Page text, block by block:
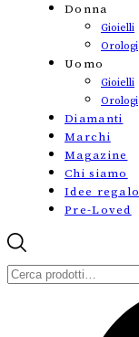
Donna
Gioielli
Orologi
Uomo
Gioielli
Orologi
Diamanti
Marchi
Magazine
Chi siamo
Idee regalo
Pre-Loved
Cerca: